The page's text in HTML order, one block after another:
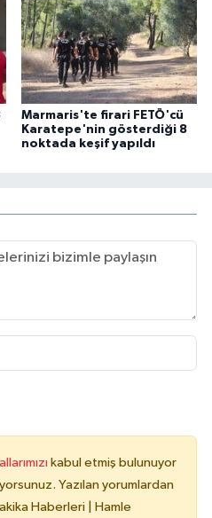
Marmaris'te firari FETÖ'cü
Karatepe'nin gösterdiği 8
noktada keşif yapıldı
kabul etmiş bulunuyor
Yazılan yorumlardan
Haberleri | Hamle